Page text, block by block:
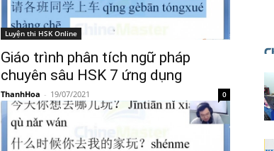
Luyện thi HSK Online
Giáo trình phân tích ngữ pháp
chuyên sâu HSK 7 ứng dụng
ThanhHoa - 19/07/2021 0